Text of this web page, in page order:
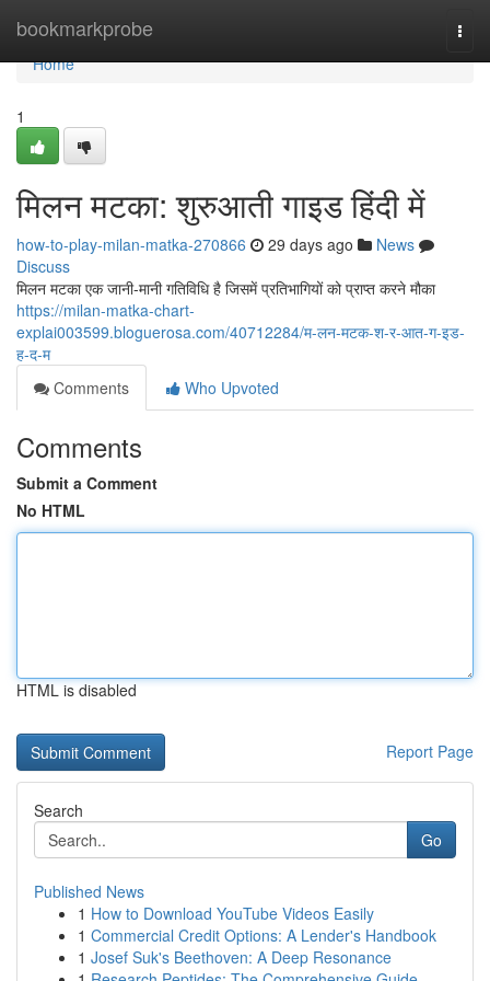
bookmarkprobe
Home
Home
1
मिलन मटका: शुरुआती गाइड हिंदी में
how-to-play-milan-matka-270866 29 days ago
News
Discuss
मिलन मटका एक जानी-मानी गतिविधि है जिसमें प्रतिभागियों को प्राप्त करने मौका
https://milan-matka-chart-
explai003599.bloguerosa.com/40712284/म-लन-मटक-श-र-आत-ग-इड-
ह-द-म
Comments
Who Upvoted
Comments
Submit a Comment
No HTML
HTML is disabled
Report Page
Search
Go
Published News
1 How to Download YouTube Videos Easily
1 Commercial Credit Options: A Lender's Handbook
1 Josef Suk's Beethoven: A Deep Resonance